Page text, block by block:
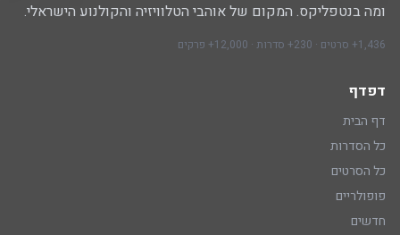
ומה בנטפליקס. המקום של אוהבי הטלוויזיה והקולנוע הישראלי.
1,436+ סרטים · 230+ סדרות · 12,000+ פרקים
דפדף
דף הבית
כל הסדרות
כל הסרטים
פופולריים
חדשים